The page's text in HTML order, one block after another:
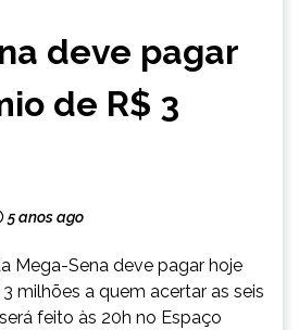
deve pagar
de R$ 3
5 anos ago
Mega-Sena deve pagar hoje
milhões a quem acertar as seis
feito às 20h no Espaço